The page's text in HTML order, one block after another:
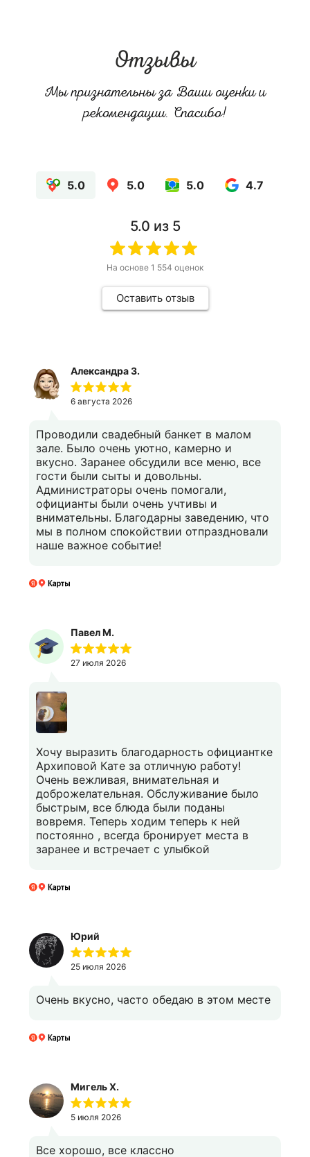
Отзывы
Мы признательны за Ваши оценки и
рекомендации. Спасибо!
5.0 5.0 5.0 4.7
5.0 из 5
На основе 1 554 оценок
Оставить отзыв
Александра З.
6 августа 2026
Проводили свадебный банкет в малом
зале. Было очень уютно, камерно и
вкусно. Заранее обсудили все меню, все
гости были сыты и довольны.
Администраторы очень помогали,
официанты были очень учтивы и
внимательны. Благодарны заведению, что
мы в полном спокойствии отпраздновали
наше важное событие!
Павел М.
27 июля 2026
Хочу выразить благодарность официантке
Архиповой Кате за отличную работу!
Очень вежливая, внимательная и
доброжелательная. Обслуживание было
быстрым, все блюда были поданы
вовремя. Теперь ходим теперь к ней
постоянно , всегда бронирует места в
заранее и встречает с улыбкой
Юрий
25 июля 2026
Очень вкусно, часто обедаю в этом месте
Мигель Х.
5 июля 2026
Все хорошо, все классно